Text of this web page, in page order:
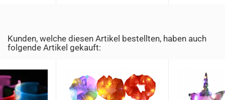
Kunden, welche diesen Artikel bestellten, haben auch
folgende Artikel gekauft: